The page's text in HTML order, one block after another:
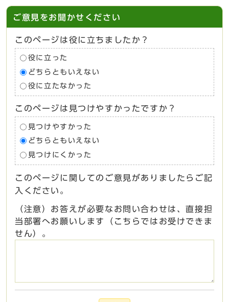
ご意見をお聞かせください
このページは役に立ちましたか？
役に立った
どちらともいえない
役に立たなかった
このページは見つけやすかったですか？
見つけやすかった
どちらともいえない
見つけにくかった
このページに関してのご意見がありましたらご記
入ください。
（注意）お答えが必要なお問い合わせは、直接担
当部署へお願いします（こちらではお受けできま
せん）。